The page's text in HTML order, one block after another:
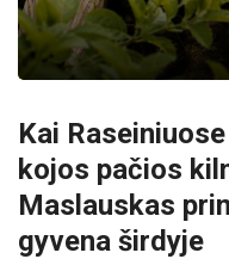
Kai
kojos pačios
Maslauskas
gyvena širdyje